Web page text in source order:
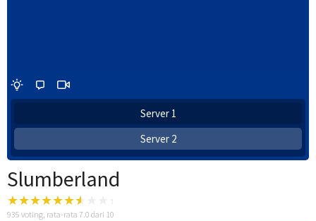
Server 1
Server 2
Slumberland
935 voting, rata-rata 7.0 dari 10